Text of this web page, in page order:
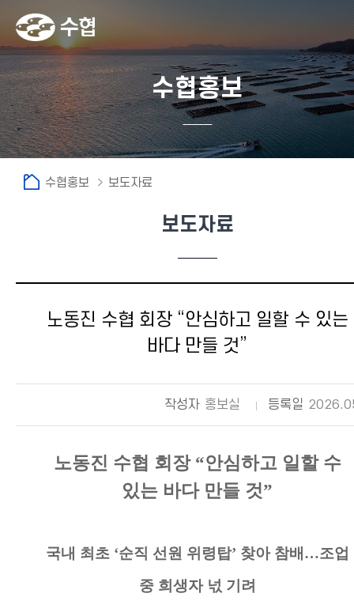
수협홍보
수협홍보 보도자료
보도자료
노동진 수협 회장 “안심하고 일할 수 있는
바다 만들 것”
작성자 홍보실 등록일
노동진 수협 회장 “안심하고 일할 수
있는 바다 만들 것”
국내 최초 ‘순직 선원 위령탑’ 찾아 참배 …조업
중 희생자 넋 기려